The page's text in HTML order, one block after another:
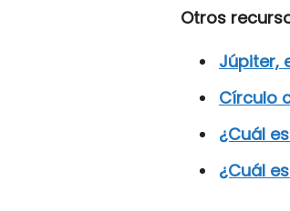
Otros
Júpiter,
Círculo
¿Cuál
¿Cuál